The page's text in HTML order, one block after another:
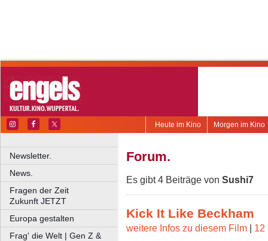
Morgen im Kino
Heute im Kino
Newsletter.
News.
Fragen der Zeit
Zukunft JETZT
Europa gestalten
Frag' die Welt | Gen Z &
Forum.
Es gibt 4 Beiträge von Sushi7
Kick It Like Beckham
weitere Infos zu diesem Film | 12